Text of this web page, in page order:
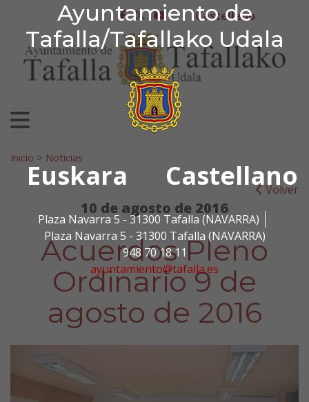
Ayuntamiento de
Tafalla/Tafallako Udala
Euskara Castellano
Plaza Navarra 5 - 31300 Tafalla (NAVARRA)
Plaza Navarra 5 - 31300 Tafalla (NAVARRA)
948 70 18 11
ayuntamiento@tafalla.es
Ir al contenido
Ayuntamiento de
facebook
twitter
youtubeCastellano
Search for:
Inicio > Noticias
Volver
10 de agosto de 2016
Acuerdos Pleno
Ordinario 9 de
agosto de 2016